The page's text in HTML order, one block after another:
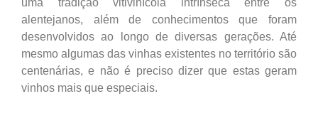
uma tradição vitivinícola intrínseca entre os
alentejanos, além de conhecimentos que foram
desenvolvidos ao longo de diversas gerações. Até
mesmo algumas das vinhas existentes no território são
centenárias, e não é preciso dizer que estas geram
vinhos mais que especiais.